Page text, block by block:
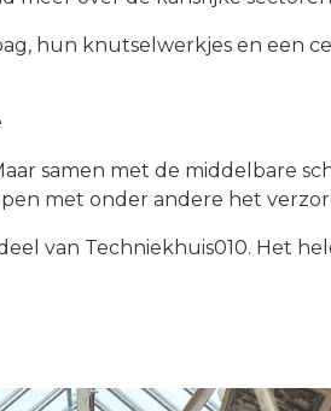
hun knutselwerkjes en een
samen met de middelbare
met onder andere het
van Techniekhuis010. Het